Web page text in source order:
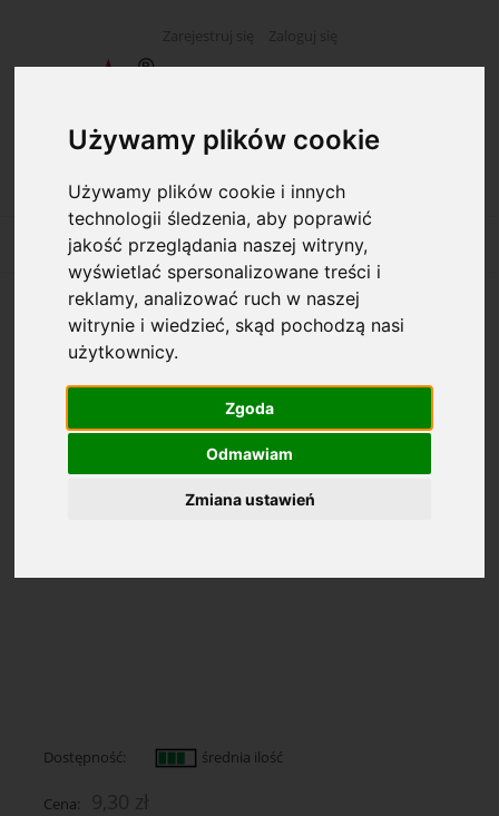
Używamy plików cookie
Używamy plików cookie i innych
technologii śledzenia, aby poprawić
jakość przeglądania naszej witryny,
wyświetlać spersonalizowane treści i
reklamy, analizować ruch w naszej
witrynie i wiedzieć, skąd pochodzą nasi
użytkownicy.
Zgoda
Odmawiam
Zmiana ustawień
Długopis żelowy PILOT G-2 Fluo czerwony
Dostępność: średnia ilość
Cena: